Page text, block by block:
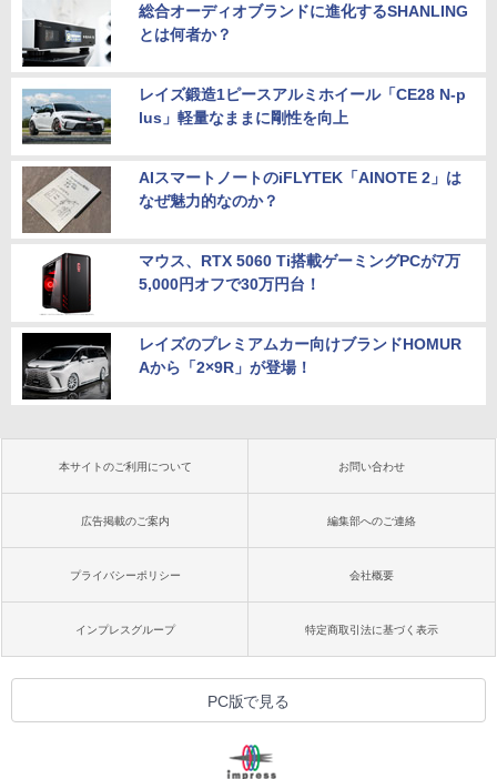
総合オーディオブランドに進化するSHANLING
とは何者か？
レイズ鍛造1ピースアルミホイール「CE28 N-p
lus」軽量なままに剛性を向上
AIスマートノートのiFLYTEK「AINOTE 2」は
なぜ魅力的なのか？
マウス、RTX 5060 Ti搭載ゲーミングPCが7万
5,000円オフで30万円台！
レイズのプレミアムカー向けブランドHOMUR
Aから「2×9R」が登場！
本サイトのご利用について お問い合わせ
広告掲載のご案内 編集部へのご連絡
プライバシーポリシー 会社概要
インプレスグループ 特定商取引法に基づく表示
PC版で見る